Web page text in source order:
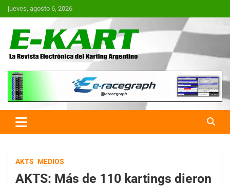
Saltar
al
jueves, agosto 6, 2026
E-Kart.com.ar | La Revista
Electrónica del Karting en
Argentina
AKTS MEDIOS
AKTS: Más de 110 kartings dieron